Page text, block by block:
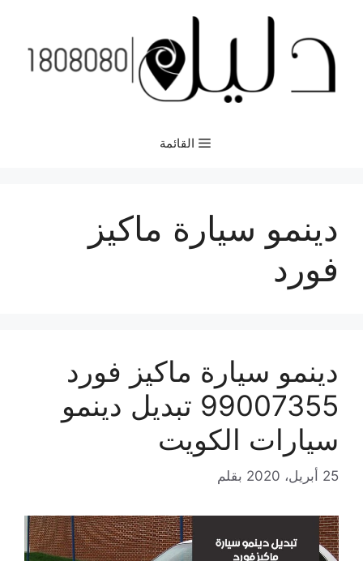
المحتوى
القائمة
دينمو سيارة ماكيز
فورد
دينمو سيارة ماكيز فورد
99007355 تبديل دينمو
سيارات الكويت
25 أبريل، 2020 بقلم